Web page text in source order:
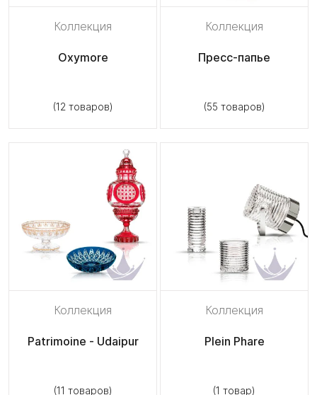
Коллекция
Oxymore
(12 товаров)
Коллекция
Пресс-папье
(55 товаров)
Коллекция
Patrimoine - Udaipur
(11 товаров)
Коллекция
Plein Phare
(1 товар)